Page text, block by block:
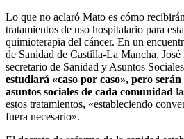
Lo que no aclaró Mato es cómo
tratamientos de uso hospitalario para
quimioterapia del cáncer. En un
de Sanidad de Castilla-La Mancha,
secretario de Sanidad y Asuntos
estudiará «caso por caso», pero
asuntos sociales de cada comunidad
estos tratamientos, «estableciendo
fuera necesario».